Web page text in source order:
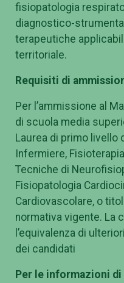
fisiopatologia
diagnostico-
terapeutiche
territoriale.
Requisiti di
Per l’ammissione al
di scuola media
Laurea di primo livello
Infermiere,
Tecniche di
Fisiopatologia
Cardiovascolare, o
normativa vigente. La
l’equivalenza di
dei candidati
Per le informazioni